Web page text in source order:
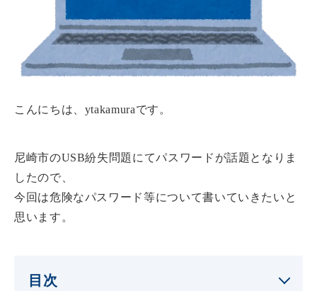
こんにちは、ytakamuraです。
尼崎市のUSB紛失問題にてパスワードが話題となりま
したので、
今回は危険なパスワード等について書いていきたいと
思います。
目次